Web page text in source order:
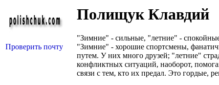
Проверить почту
Полищук Клавдий
"Зимние" - сильные, "летние" -
"Зимние" - хорошие спортсмены,
путем. У них много друзей; "летние"
конфликтных ситуаций, наоборот,
связи с тем, кто их предал. Это гордые,